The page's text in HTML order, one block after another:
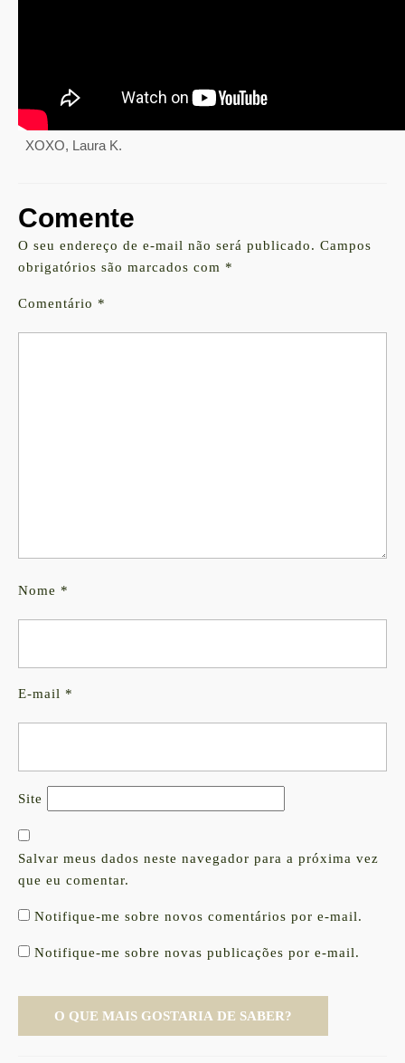
XOXO, Laura K.
Comente
O seu endereço de e-mail não será publicado. Campos
obrigatórios são marcados com *
Comentário *
Nome *
E-mail *
Site
Salvar meus dados neste navegador para a próxima vez
que eu comentar.
Notifique-me sobre novos comentários por e-mail.
Notifique-me sobre novas publicações por e-mail.